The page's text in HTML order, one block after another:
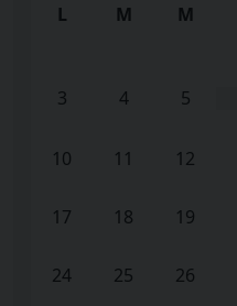
L M M
3 4 5
10 11 12
17 18 19
24 25 26